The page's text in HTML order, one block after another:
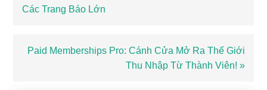
viết
Các Trang Báo Lớn
Bài
Paid Memberships Pro: Cánh Cửa Mở Ra Thế Giới
Thu Nhập Từ Thành Viên! »